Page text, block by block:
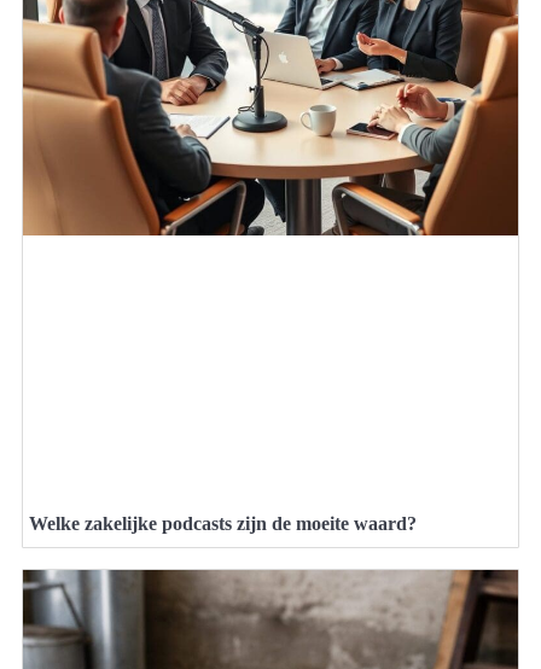
Welke zakelijke podcasts zijn de moeite waard?